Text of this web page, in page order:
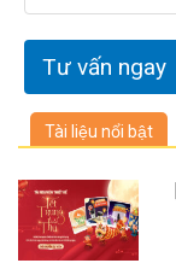
Tài liệu nổi bật